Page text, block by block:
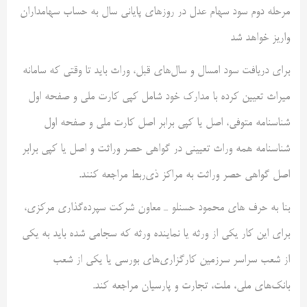
مرحله دوم سود سهام عدل در روز‌های پایانی سال به حساب سهامداران
واریز خواهد شد
برای دریافت سود امسال و سال‌های قبل، وراث باید تا وقتی که سامانه
میراث تعیین کرده با مدارک خود شامل کپی کارت ملی و صفحه اول
شناسنامه متوفی، اصل یا کپی برابر اصل کارت ملی و صفحه اول
شناسنامه همه وراث تعیینی در گواهی حصر وراثت و اصل یا کپی برابر
اصل گواهی حصر وراثت به مراکز ذی‌ربط مراجعه کنند.
بنا به حرف های محمود حسنلو ـ معاون شرکت سپرده‌گذاری مرکزی،
برای این کار یکی از ورثه یا نماینده ورثه که سجامی شده باید به یکی
از شعب سراسر سرزمین کارگزاری‌های بورسی یا یکی از شعب
بانک‌های ملی، ملت، تجارت و پارسیان مراجعه کند.